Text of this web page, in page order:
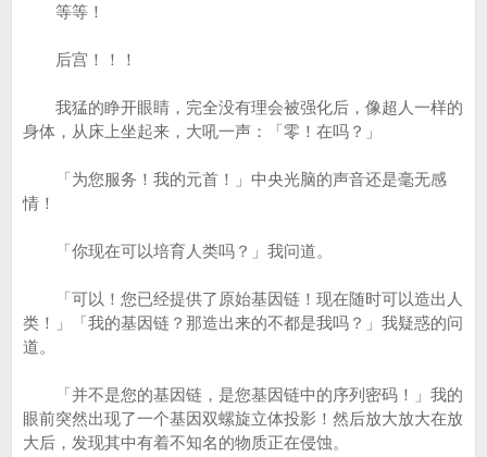
等等！
后宫！！！
我猛的睁开眼睛，完全没有理会被强化后，像超人一样的
身体，从床上坐起来，大吼一声：「零！在吗？」
「为您服务！我的元首！」中央光脑的声音还是毫无感
情！
「你现在可以培育人类吗？」我问道。
「可以！您已经提供了原始基因链！现在随时可以造出人
类！」「我的基因链？那造出来的不都是我吗？」我疑惑的问
道。
「并不是您的基因链，是您基因链中的序列密码！」我的
眼前突然出现了一个基因双螺旋立体投影！然后放大放大在放
大后，发现其中有着不知名的物质正在侵蚀。